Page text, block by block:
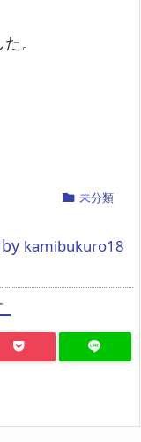
。
未分類
kamibukuro18